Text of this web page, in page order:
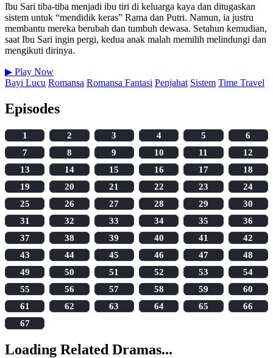
Ibu Sari tiba-tiba menjadi ibu tiri di keluarga kaya dan ditugaskan
sistem untuk “mendidik keras” Rama dan Putri. Namun, ia justru
membantu mereka berubah dan tumbuh dewasa. Setahun kemudian,
saat Ibu Sari ingin pergi, kedua anak malah memilih melindungi dan
mengikuti dirinya.
▶ Play Now
Bayi Lucu Romansa Romansa Fantasi Penjahat Sistem Time Travel
Episodes
1 2 3 4 5
6
7
8 9 10 11
12
13
14 15 16 17
18
19
20 21 22 23
24
25
26 27 28 29
30
31
32 33 34 35
36
37
38 39 40 41
42
43
44 45 46 47
48
49
50 51 52 53
54
55
56 57 58 59
60
61
62 63 64 65
66
67
Loading Related Dramas...